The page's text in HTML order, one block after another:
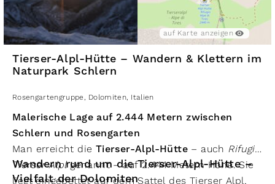
auf Karte anzeigen
Tierser-Alpl-Hütte – Wandern & Klettern im
Naturpark Schlern
Rosengartengruppe, Dolomiten, Italien
Malerische Lage auf 2.444 Metern zwischen
Schlern und Rosengarten
Man erreicht die Tierser-Alpl-Hütte– auch Rifugio
Tierser Alplgenannt – auf 2.444 Metern Höhe. Sie
liegt eingebettet auf dem Sattel des Tierser Alpl,
Wandern rund um die Tierser-Alpl-Hütte –
Vielfalt der Dolomiten